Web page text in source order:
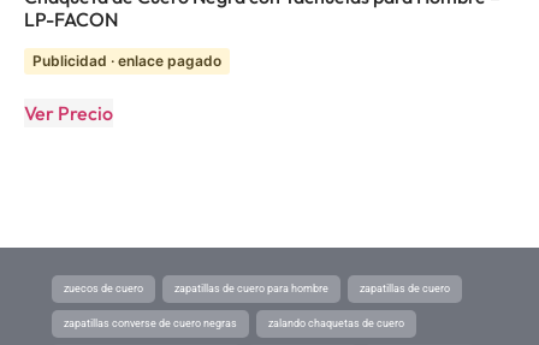
LP-FACON
Publicidad · enlace pagado
Ver Precio
zuecos de cuero zapatillas de cuero para hombre zapatillas de cuero
zapatillas converse de cuero negras zalando chaquetas de cuero